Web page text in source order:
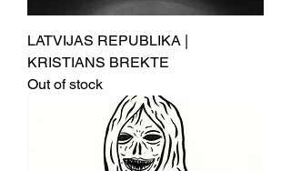
LATVIJAS REPUBLIKA |
KRISTIANS BREKTE
Out of stock